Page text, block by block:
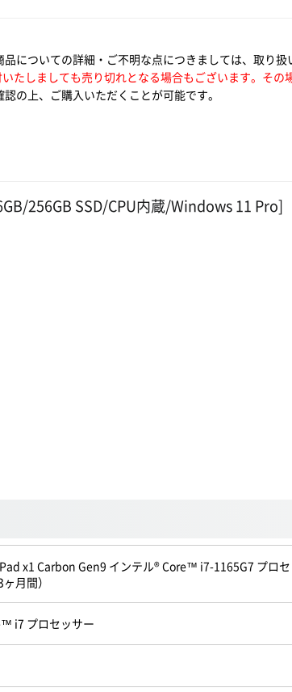
についての詳細・ご不明な点につきましては、取り扱
たしましても売り切れとなる場合もございます。そ
の上、ご購入いただくことが可能です。
256GB SSD/CPU内蔵/Windows 11 Pro]
x1 Carbon Gen9 インテル® Core™ i7-1165G7 プロ
月間）
i7 プロセッサー